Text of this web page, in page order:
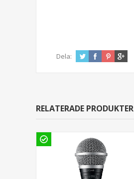
Dela:
RELATERADE PRODUKTER